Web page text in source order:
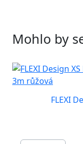
Mohlo by
FLEXI